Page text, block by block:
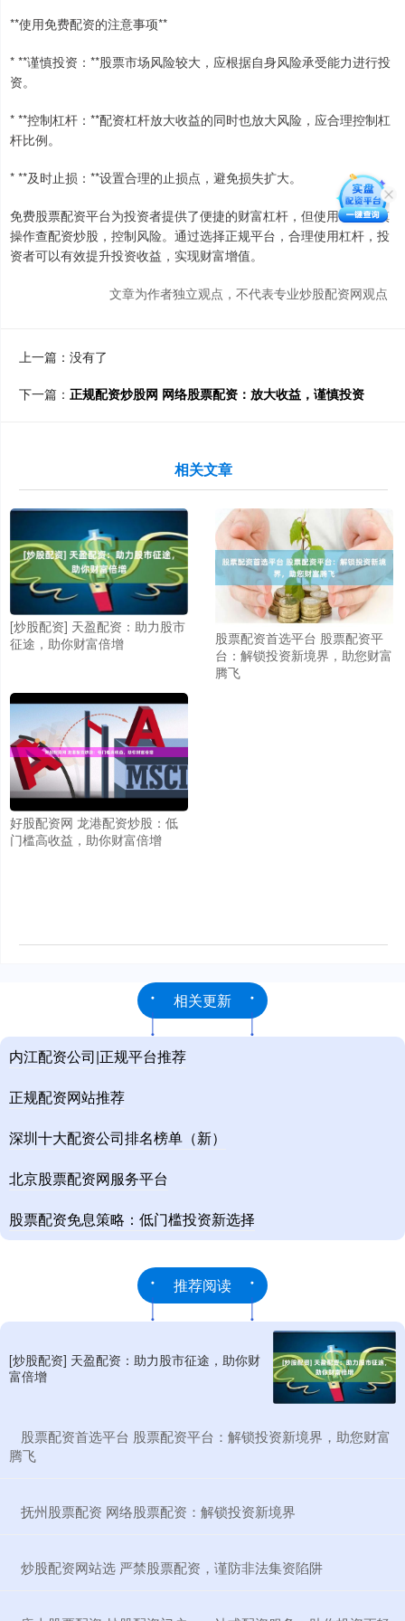
**使用免费配资的注意事项**
* **谨慎投资：**股票市场风险较大，应根据自身风险承受能力进行投
资。
* **控制杠杆：**配资杠杆放大收益的同时也放大风险，应合理控制杠
杆比例。
* **及时止损：**设置合理的止损点，避免损失扩大。
免费股票配资平台为投资者提供了便捷的财富杠杆，但使用时需谨慎
操作查配资炒股，控制风险。通过选择正规平台，合理使用杠杆，投
资者可以有效提升投资收益，实现财富增值。
文章为作者独立观点，不代表专业炒股配资网观点
上一篇：没有了
下一篇： 正规配资炒股网 网络股票配资：放大收益，谨慎投资
相关文章
[炒股配资] 天盈配资：助力股市
征途，助你财富倍增
股票配资首选平台 股票配资平
台：解锁投资新境界，助您财富
腾飞
好股配资网 龙港配资炒股：低
门槛高收益，助你财富倍增
相关更新
内江配资公司|正规平台推荐
正规配资网站推荐
深圳十大配资公司排名榜单（新）
北京股票配资网服务平台
股票配资免息策略：低门槛投资新选择
推荐阅读
[炒股配资] 天盈配资：助力股市征途，助你财
富倍增
​股票配资首选平台 股票配资平台：解锁投资新境界，助您财富
腾飞
​抚州股票配资 网络股票配资：解锁投资新境界
​炒股配资网站选 严禁股票配资，谨防非法集资陷阱